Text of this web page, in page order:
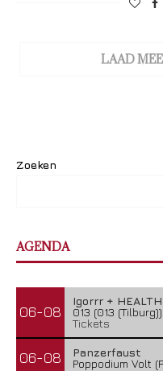
LAAD
Zoeken
AGENDA
06-08
Igorrr + HEALTH
013 (013 (Tilburg))
Tickets
06-08
Panzerfaust
Poppodium Volt